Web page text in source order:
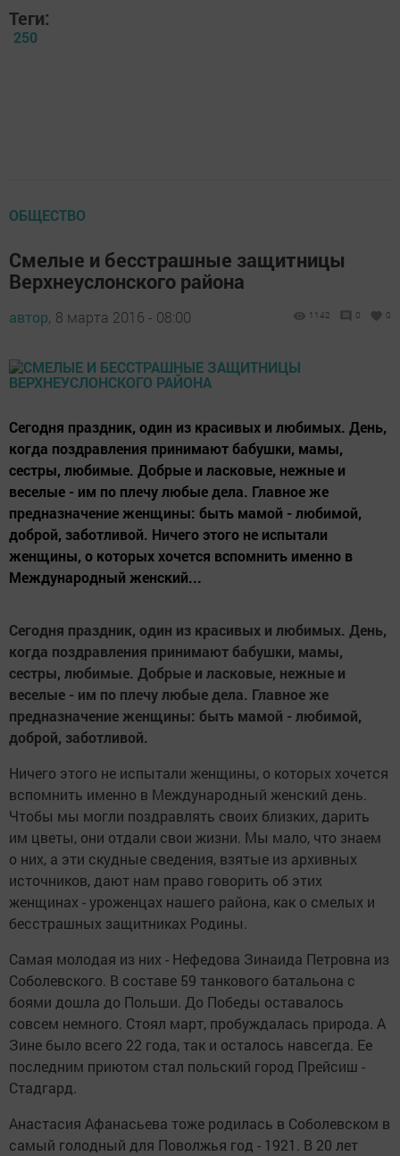
Теги:
250
ОБЩЕСТВО
Смелые и бесстрашные защитницы
Верхнеуслонского района
автор, 8 марта 2016 - 08:00 1142 0 0
Сегодня праздник, один из красивых и любимых. День,
когда поздравления принимают бабушки, мамы,
сестры, любимые. Добрые и ласковые, нежные и
веселые - им по плечу любые дела. Главное же
предназначение женщины: быть мамой - любимой,
доброй, заботливой. Ничего этого не испытали
женщины, о которых хочется вспомнить именно в
Международный женский...
Сегодня праздник, один из красивых и любимых. День,
когда поздравления принимают бабушки, мамы,
сестры, любимые. Добрые и ласковые, нежные и
веселые - им по плечу любые дела. Главное же
предназначение женщины: быть мамой - любимой,
доброй, заботливой.
Ничего этого не испытали женщины, о которых хочется
вспомнить именно в Международный женский день.
Чтобы мы могли поздравлять своих близких, дарить
им цветы, они отдали свои жизни. Мы мало, что знаем
о них, а эти скудные сведения, взятые из архивных
источников, дают нам право говорить об этих
женщинах - уроженцах нашего района, как о смелых и
бесстрашных защитниках Родины.
Самая молодая из них - Нефедова Зинаида Петровна из
Соболевского. В составе 59 танкового батальона с
боями дошла до Польши. До Победы оставалось
совсем немного. Стоял март, пробуждалась природа. А
Зине было всего 22 года, так и осталось навсегда. Ее
последним приютом стал польский город Прейсиш -
Стадгард.
Анастасия Афанасьева тоже родилась в Соболевском в
самый голодный для Поволжья год - 1921. В 20 лет